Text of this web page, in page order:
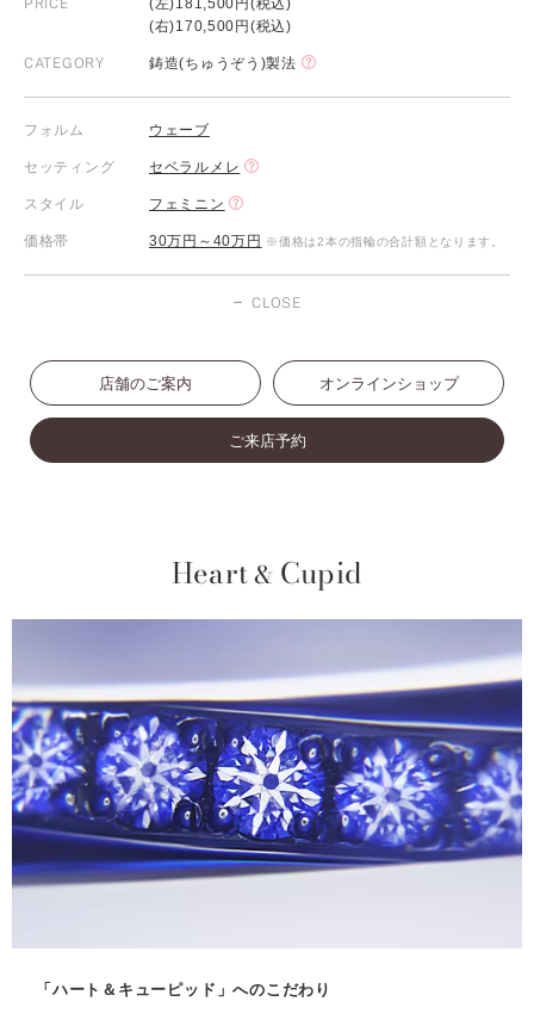
PRICE
(左)181,500円(税込)
(右)170,500円(税込)
CATEGORY 鋳造(ちゅうぞう)製法
フォルム ウェーブ
セッティング セベラルメレ
スタイル フェミニン
価格帯 30万円～40万円 ※価格は2本の指輪の合計額となります。
CLOSE
店舗のご案内 オンラインショップ
ご来店予約
Heart& Cupid
「ハート＆キューピッド」へのこだわり